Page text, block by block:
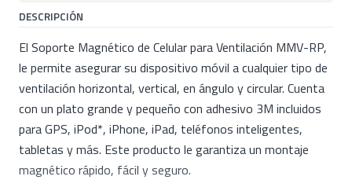
DESCRIPCIÓN
El Soporte Magnético de Celular para Ventilación MMV-RP,
le permite asegurar su dispositivo móvil a cualquier tipo de
ventilación horizontal, vertical, en ángulo y circular. Cuenta
con un plato grande y pequeño con adhesivo 3M incluidos
para GPS, iPod*, iPhone, iPad, teléfonos inteligentes,
tabletas y más. Este producto le garantiza un montaje
magnético rápido, fácil y seguro.